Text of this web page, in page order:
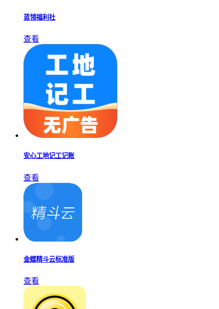
蓝领福利社
查看
安心工地记工记账
查看
金蝶精斗云标准版
查看